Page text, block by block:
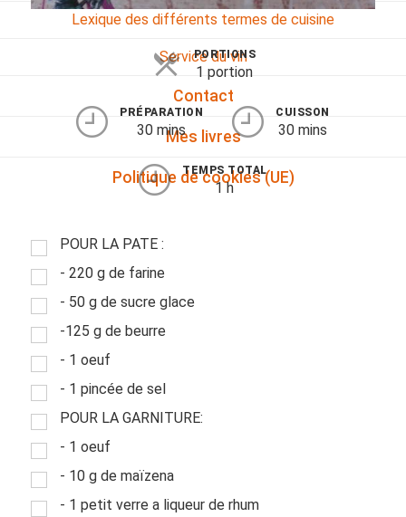
Lexique des différents termes de cuisine
Service du vin
Contact
Mes livres
Politique de cookies (UE)
PORTIONS
1 portion
PRÉPARATION
30 mins
CUISSON
30 mins
TEMPS TOTAL
1 h
POUR LA PATE :
- 220 g de farine
- 50 g de sucre glace
-125 g de beurre
- 1 oeuf
- 1 pincée de sel
POUR LA GARNITURE:
- 1 oeuf
- 10 g de maïzena
- 1 petit verre a liqueur de rhum